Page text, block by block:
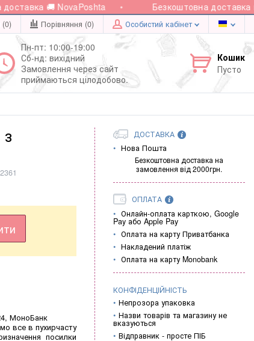
🚚 NovaPoshta Безкоштовна доставка
(0) Порівняння (0) Особистий кабінет
Пн-пт: 10:00-19:00
Сб-нд: вихідний
Замовлення через сайт
приймаються цілодобово.
Кошик
Пусто
МоноБанк
все в пухирчасту
посилки
ДОСТАВКА
Нова Пошта
Безкоштовна доставка на
замовлення від 2000грн.
ОПЛАТА
Онлайн-оплата карткою, Google
Pay або Apple Pay
Оплата на карту Приватбанка
Накладений платіж
Оплата на карту Monobank
КОНФІДЕНЦІЙНІСТЬ
Непрозора упаковка
Назви товарів та магазину не
вказуються
Відправник - просте ПІБ